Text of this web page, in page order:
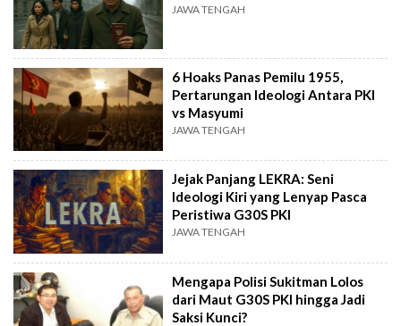
JAWA TENGAH
6 Hoaks Panas Pemilu 1955,
Pertarungan Ideologi Antara PKI
vs Masyumi
JAWA TENGAH
Jejak Panjang LEKRA: Seni
Ideologi Kiri yang Lenyap Pasca
Peristiwa G30S PKI
JAWA TENGAH
Mengapa Polisi Sukitman Lolos
dari Maut G30S PKI hingga Jadi
Saksi Kunci?